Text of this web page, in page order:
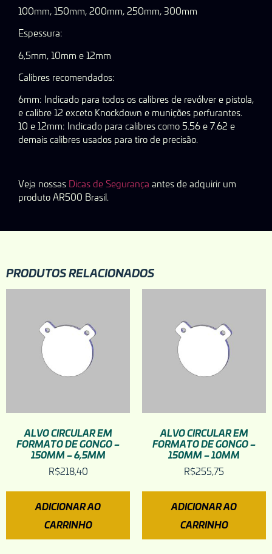
100mm, 150mm, 200mm, 250mm, 300mm
Espessura:
6,5mm, 10mm e 12mm
Calibres recomendados:
6mm: Indicado para todos os calibres de revólver e pistola,
e calibre 12 exceto Knockdown e munições perfurantes.
10 e 12mm: Indicado para calibres como 5.56 e 7.62 e
demais calibres usados para tiro de precisão.
Veja nossas Dicas de Segurança antes de adquirir um
produto AR500 Brasil.
PRODUTOS RELACIONADOS
ALVO CIRCULAR EM
FORMATO DE GONGO –
150MM – 6,5MM
R$218,40
ADICIONAR AO
CARRINHO
ALVO CIRCULAR EM
FORMATO DE GONGO –
150MM – 10MM
R$255,75
ADICIONAR AO
CARRINHO